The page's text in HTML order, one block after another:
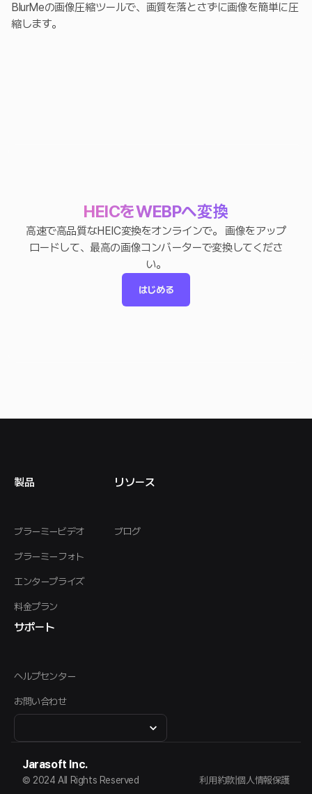
BlurMeの画像圧縮ツールで、画質を落とさずに画像を簡単に圧
縮します。
HEICをWEBPへ変換
高速で高品質なHEIC変換をオンラインで。 画像をアップ
ロードして、最高の画像コンバーターで変換してくださ
い。
はじめる
製品
ブラーミービデオ
ブラーミーフォト
エンタープライズ
料金プラン
リソース
ブログ
サポート
ヘルプセンター
お問い合わせ
Jarasoft Inc.
© 2024 All Rights Reserved 利用約款|個人情報保護